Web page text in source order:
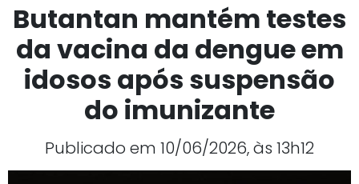
Butantan mantém testes
da vacina da dengue em
idosos após suspensão
do imunizante
Publicado em 10/06/2026, às 13h12